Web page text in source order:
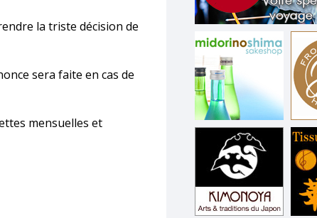
la triste décision de
sera faite en cas de
mensuelles et